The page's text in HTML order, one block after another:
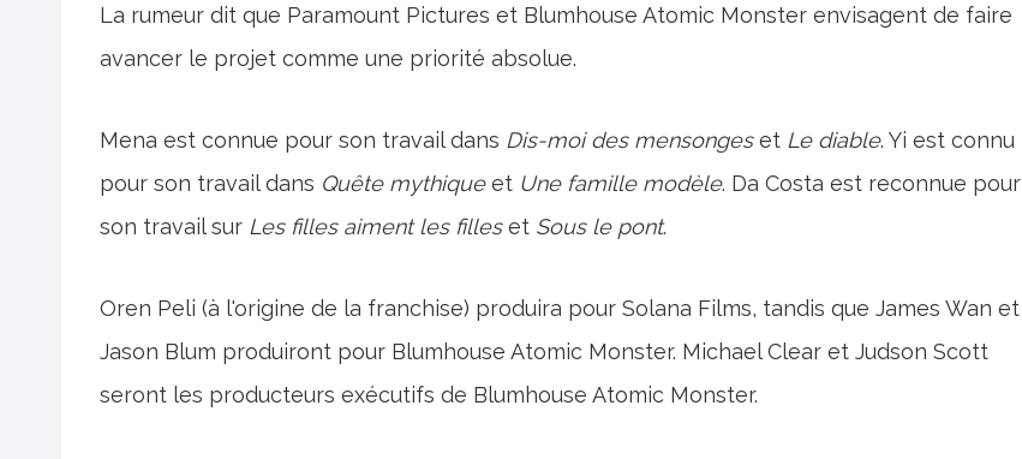
La rumeur dit que Paramount Pictures et Blumhouse Atomic Monster envisagent de faire
avancer le projet comme une priorité absolue.
Mena est connue pour son travail dans Dis-moi des mensongeset Le diable. Yi est connu
pour son travail dans Quête mythiqueet Une famille modèle. Da Costa est reconnue pour
son travail sur Les filles aiment les filleset Sous le pont.
Oren Peli (à l'origine de la franchise) produira pour Solana Films, tandis que James Wan et
Jason Blum produiront pour Blumhouse Atomic Monster. Michael Clear et Judson Scott
seront les producteurs exécutifs de Blumhouse Atomic Monster.